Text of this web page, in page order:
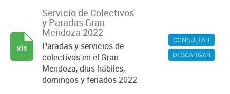
CONSULTAR
DESCARGAR
Servicio de Colectivos
y Paradas Gran
Mendoza 2022
Paradas y servicios de
colectivos en el Gran
Mendoza, días hábiles,
domingos y feriados 2022
xls